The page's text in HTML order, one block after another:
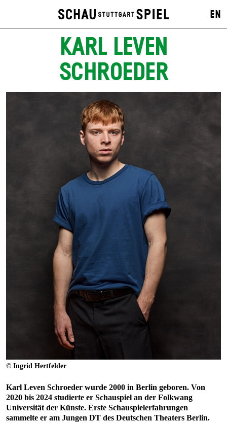
EN
KARL LEVEN
SCHROEDER
© Ingrid Hertfelder
Karl Leven Schroeder wurde 2000 in Berlin geboren. Von
2020 bis 2024 studierte er Schauspiel an der Folkwang
Universität der Künste. Erste Schauspielerfahrungen
sammelte er am Jungen DT des Deutschen Theaters Berlin.